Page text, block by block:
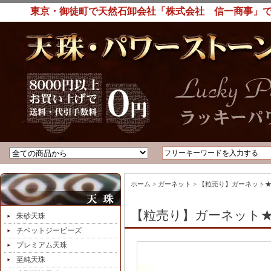
東京・御徒町で天然石卸会社「株式会社 信一商事」
朱砂天珠
チベットジービーズ
プレミアム天珠
至純天珠
ホーム > ガーネット > 【粒売り】ガーネット
【粒売り】ガーネット